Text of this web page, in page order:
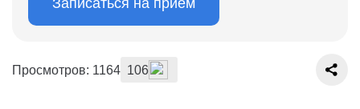
Записаться на прием
Просмотров: 1164 106